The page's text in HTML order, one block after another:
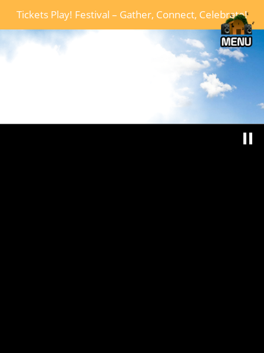
Door
naar
de
Tickets Play! Festival – Gather, Connect, Celebrate!
Toggle